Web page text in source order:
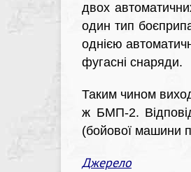
двох
один тип
однією
фугасні снаряди.
Таким чином
ж БМП-2.
(бойової машини
Джерело